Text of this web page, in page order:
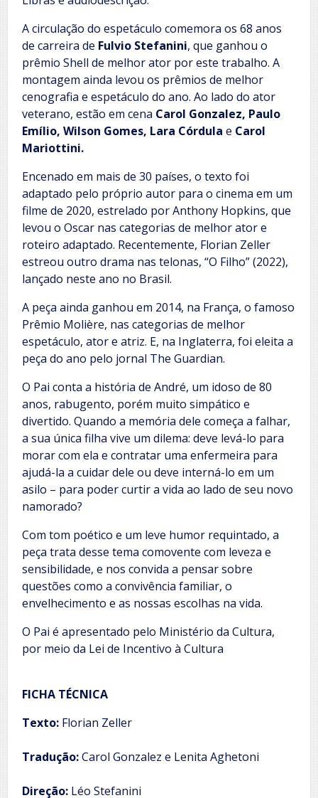
A circulação do espetáculo comemora os 68 anos
de carreira de Fulvio Stefanini, que ganhou o
prêmio Shell de melhor ator por este trabalho. A
montagem ainda levou os prêmios de melhor
cenografia e espetáculo do ano. Ao lado do ator
veterano, estão em cena Carol Gonzalez, Paulo
Emílio, Wilson Gomes, Lara Córdula e Carol
Mariottini.
Encenado em mais de 30 países, o texto foi
adaptado pelo próprio autor para o cinema em um
filme de 2020, estrelado por Anthony Hopkins, que
levou o Oscar nas categorias de melhor ator e
roteiro adaptado. Recentemente, Florian Zeller
estreou outro drama nas telonas, “O Filho” (2022),
lançado neste ano no Brasil.
A peça ainda ganhou em 2014, na França, o famoso
Prêmio Molière, nas categorias de melhor
espetáculo, ator e atriz. E, na Inglaterra, foi eleita a
peça do ano pelo jornal The Guardian.
O Pai conta a história de André, um idoso de 80
anos, rabugento, porém muito simpático e
divertido. Quando a memória dele começa a falhar,
a sua única filha vive um dilema: deve levá-lo para
morar com ela e contratar uma enfermeira para
ajudá-la a cuidar dele ou deve interná-lo em um
asilo – para poder curtir a vida ao lado de seu novo
namorado?
Com tom poético e um leve humor requintado, a
peça trata desse tema comovente com leveza e
sensibilidade, e nos convida a pensar sobre
questões como a convivência familiar, o
envelhecimento e as nossas escolhas na vida.
O Pai é apresentado pelo Ministério da Cultura,
por meio da Lei de Incentivo à Cultura
FICHA TÉCNICA
Texto: Florian Zeller
Tradução:Carol Gonzalez e Lenita Aghetoni
Direção: Léo Stefanini